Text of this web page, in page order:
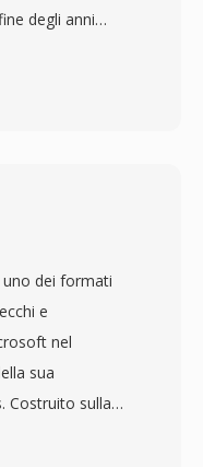
degli anni
è stato
il
nei
di
completa in
in un
una qualità
di
uno dei formati
e
nel
sua
Costruito sulla
File Format